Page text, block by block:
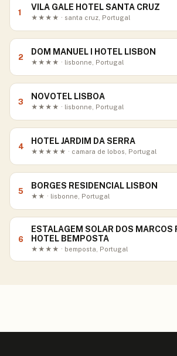
1
VILA GALE HOTEL SANTA CRUZ
★★★★ · santa cruz, Portugal
2
DOM MANUEL I HOTEL LISBON
★★★★ · lisbonne, Portugal
3
NOVOTEL LISBOA
★★★★ · lisbonne, Portugal
4
HOTEL JARDIM DA SERRA
★★★★★ · camara de lobos, Portugal
5
BORGES RESIDENCIAL LISBON
★★ · lisbonne, Portugal
6
ESTALAGEM SOLAR DOS MARCOS
HOTEL BEMPOSTA
★★★★ · bemposta, Portugal